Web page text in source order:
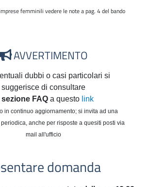
femminili vedere le note a pag. 4 del bando
AVVERTIMENTO
dubbi o casi particolari si
suggerisce di consultare
sezione FAQ a questo link
in continuo aggiornamento; si invita ad una
anche per risposte a quesiti posti via
mail all'ufficio
domanda